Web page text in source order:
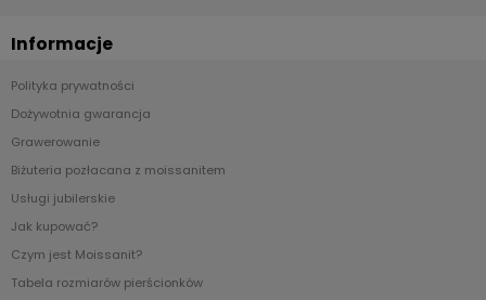
Informacje
Polityka prywatności
Dożywotnia gwarancja
Grawerowanie
Biżuteria pozłacana z moissanitem
Usługi jubilerskie
Jak kupować?
Czym jest Moissanit?
Tabela rozmiarów pierścionków